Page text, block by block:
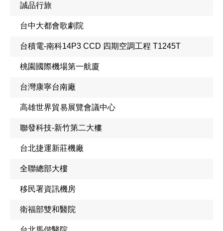
誠品行旅
台中大都會歌劇院
台積電-南科14P3 CCD 四期空調工程 T1245T
桃園國際機場第一航廈
台灣康寧台南廠
高雄世界貿易展覽會議中心
聯發科技-新竹第二大樓
台北捷運新莊機廠
全聯總部大樓
移民署資訊機房
衛福部雙和醫院